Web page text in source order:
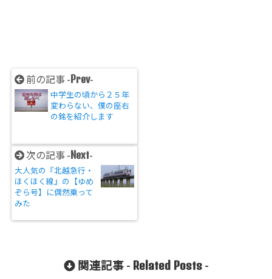
前の記事 - Prev-
中学生の頃から２５年
変わらない、僕の座右
の銘を紹介します
次の記事 - Next-
大人気の『北越急行・
ほくほく線』の【ゆめ
ぞら号】に偶然乗って
みた
関連記事 - Related Posts-